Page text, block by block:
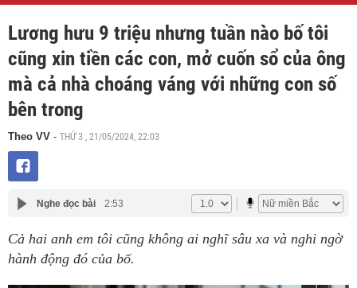
Lương hưu 9 triệu nhưng tuần nào bố tôi
cũng xin tiền các con, mở cuốn sổ của ông
mà cả nhà choáng váng với những con số
bên trong
Theo VV - THỨ 3 , 21/05/2024, 22:03
Nghe đọc bài 2:53
Cả hai anh em tôi cũng không ai nghĩ sâu xa và nghi ngờ
hành động đó của bố.